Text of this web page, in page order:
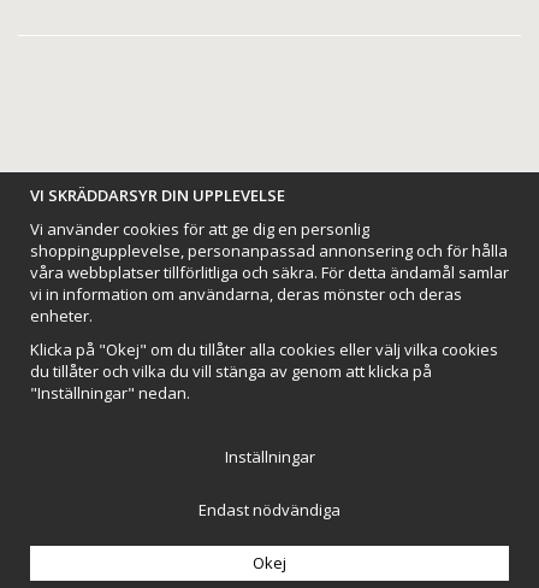
BETALNINGSALTERNATIV
VI SKICKAR MED
Drift & produktion: Wikinggruppen
VI SKRÄDDARSYR DIN UPPLEVELSE
Vi använder cookies för att ge dig en personlig
shoppingupplevelse, personanpassad annonsering och för hålla
våra webbplatser tillförlitliga och säkra. För detta ändamål samlar
vi in information om användarna, deras mönster och deras
enheter.
Klicka på "Okej" om du tillåter alla cookies eller välj vilka cookies
du tillåter och vilka du vill stänga av genom att klicka på
"Inställningar" nedan.
Inställningar
Endast nödvändiga
Okej